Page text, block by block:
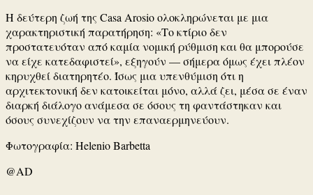
Η δεύτερη ζωή της Casa Arosioολοκληρώνεται με μια
χαρακτηριστική παρατήρηση: «Το κτίριο δεν
προστατευόταν από καμία νομική ρύθμιση και θα μπορούσε
να είχε κατεδαφιστεί», εξηγούν — σήμερα όμως έχει πλέον
κηρυχθεί διατηρητέο. Ίσως μια υπενθύμιση ότι η
αρχιτεκτονική δεν κατοικείται μόνο, αλλά ζει, μέσα σε έναν
διαρκή διάλογο ανάμεσα σε όσους τη φαντάστηκαν και
όσους συνεχίζουν να την επαναερμηνεύουν.
Φωτογραφία: Helenio Barbetta
@AD